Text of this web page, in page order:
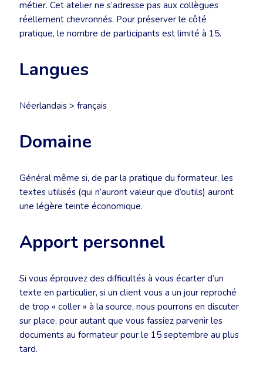
métier. Cet atelier ne s’adresse pas aux collègues
réellement chevronnés. Pour préserver le côté
pratique, le nombre de participants est limité à 15.
Langues
Néerlandais > français
Domaine
Général même si, de par la pratique du formateur, les
textes utilisés (qui n’auront valeur que d’outils) auront
une légère teinte économique.
Apport personnel
Si vous éprouvez des difficultés à vous écarter d’un
texte en particulier, si un client vous a un jour reproché
de trop « coller » à la source, nous pourrons en discuter
sur place, pour autant que vous fassiez parvenir les
documents au formateur pour le 15 septembre au plus
tard.